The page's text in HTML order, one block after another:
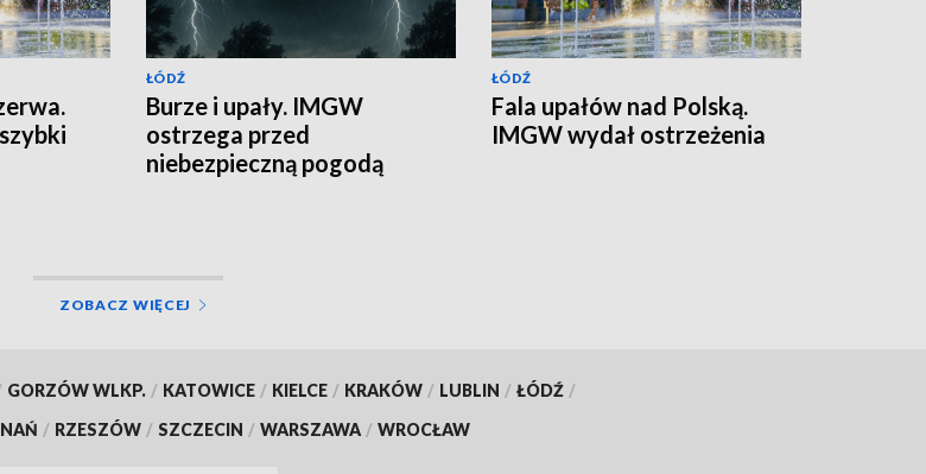
ŁÓDŹ
Burze i upały. IMGW
ostrzega przed
niebezpieczną pogodą
ŁÓDŹ
Fala upałów nad Polską.
IMGW wydał ostrzeżenia
ZOBACZ WIĘCEJ
GORZÓW WLKP. / KATOWICE / KIELCE / KRAKÓW / LUBLIN / ŁÓDŹ /
/ RZESZÓW / SZCZECIN / WARSZAWA / WROCŁAW